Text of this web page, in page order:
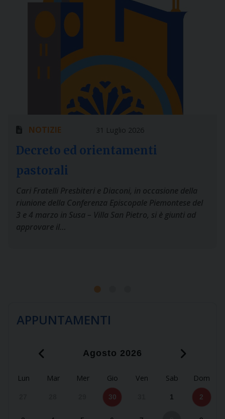
NOTIZIE 31 Luglio 2026
Decreto ed orientamenti
pastorali
Cari Fratelli Presbiteri e Diaconi, in occasione della
riunione della Conferenza Episcopale Piemontese del
3 e 4 marzo in Susa – Villa San Pietro, si è giunti ad
approvare il…
APPUNTAMENTI
‹ Agosto 2026 ›
Lun Mar Mer Gio Ven Sab Dom
30 1 2